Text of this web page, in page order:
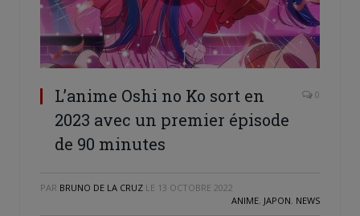
L’anime Oshi no Ko sort en
2023 avec un premier épisode
de 90 minutes
0
PAR BRUNO DE LA CRUZ LE 13 OCTOBRE 2022
ANIME, JAPON, NEWS